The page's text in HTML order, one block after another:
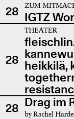
28
ZUM
IGTZ
28
THEATER
heikkilä,
28 Drag im
by Rachel